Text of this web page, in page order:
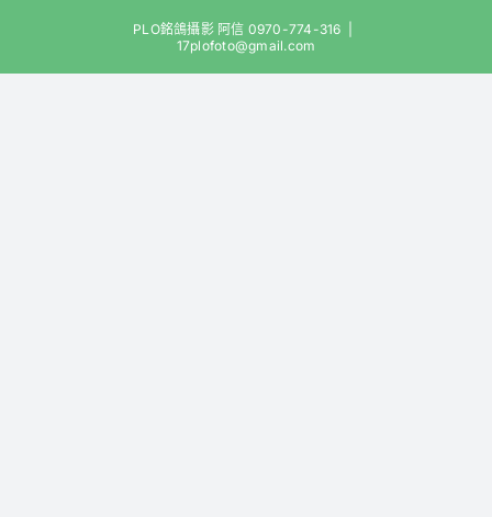
content
PLO銘鴿攝影 阿信 0970-774-316
17plofoto@gmail.com